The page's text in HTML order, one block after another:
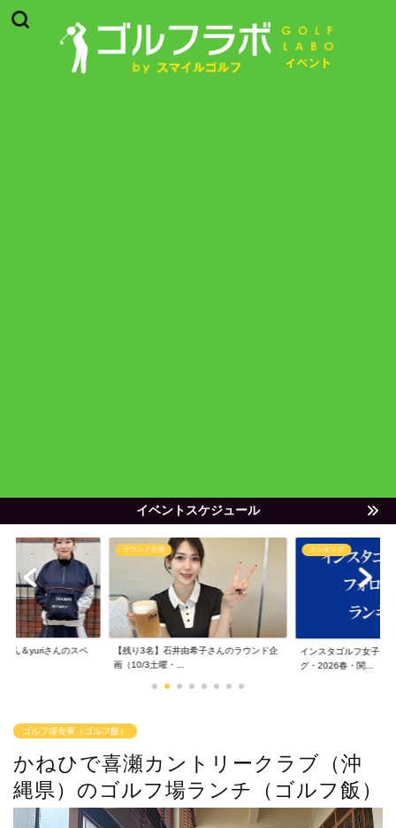
イベントスケジュール
ん＆yuriさんのスペ
ラウンド企画
【残り3名】石井由希子さんのラウンド企
画（10/3土曜・...
ランキング
インスタゴルフ女子フ
グ・2026春・関...
ゴルフ場食事（ゴルフ飯）
かねひで喜瀬カントリークラブ（沖
縄県）のゴルフ場ランチ（ゴルフ飯）